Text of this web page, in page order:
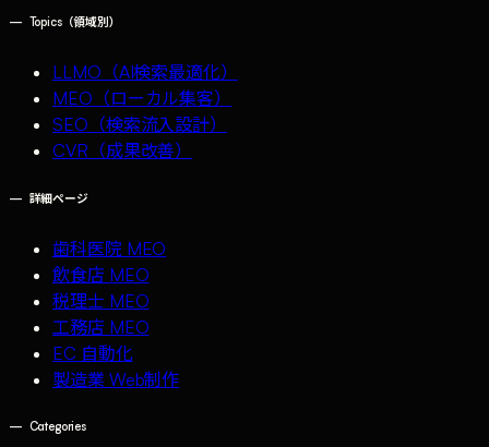
— Topics（領域別）
LLMO（AI検索最適化）
MEO（ローカル集客）
SEO（検索流入設計）
CVR（成果改善）
— 詳細ページ
歯科医院 MEO
飲食店 MEO
税理士 MEO
工務店 MEO
EC 自動化
製造業 Web制作
— Categories